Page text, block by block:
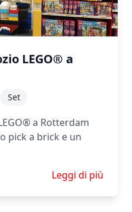
LEGO® a
Set
a Rotterdam
pick a brick e un
Scopri di più su
Leggi di più